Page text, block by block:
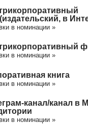
в
в номинации »
в номинации »
книга
в номинации »
канал/канал в
в номинации »